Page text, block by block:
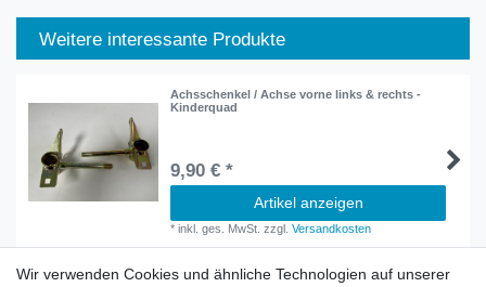
Weitere interessante Produkte
Achsschenkel / Achse vorne links & rechts -
Kinderquad
9,90 € *
Artikel anzeigen
*inkl. ges. MwSt. zzgl.Versandkosten
Wir verwenden Cookies und ähnliche Technologien auf unserer